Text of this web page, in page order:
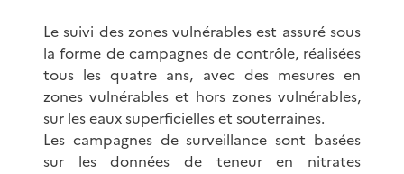
Le suivi des zones vulnérables est assuré sous
la forme de campagnes de contrôle, réalisées
tous les quatre ans, avec des mesures en
zones vulnérables et hors zones vulnérables,
sur les eaux superficielles et souterraines.
Les campagnes de surveillance sont basées
sur les données de teneur en nitrates